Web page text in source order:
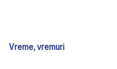
Vreme, vremuri